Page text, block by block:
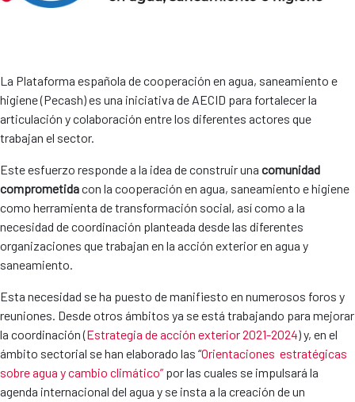
La Plataforma española de cooperación en agua, saneamiento e
higiene (Pecash) es una iniciativa de AECID para fortalecer la
articulación y colaboración entre los diferentes actores que
trabajan el sector.
Este esfuerzo responde a la idea de construir una comunidad
comprometidacon la cooperación en agua, saneamiento e higiene
como herramienta de transformación social, así como a la
necesidad de coordinación planteada desde las diferentes
organizaciones que trabajan en la acción exterior en agua y
saneamiento.
Esta necesidad se ha puesto de manifiesto en numerosos foros y
reuniones. Desde otros ámbitos ya se está trabajando para mejorar
la coordinación (Estrategia de acción exterior 2021-2024) y, en el
ámbito sectorial se han elaborado las “Orientaciones estratégicas
sobre agua y cambio climático” por las cuales se impulsará la
agenda internacional del agua y se insta a la creación de un